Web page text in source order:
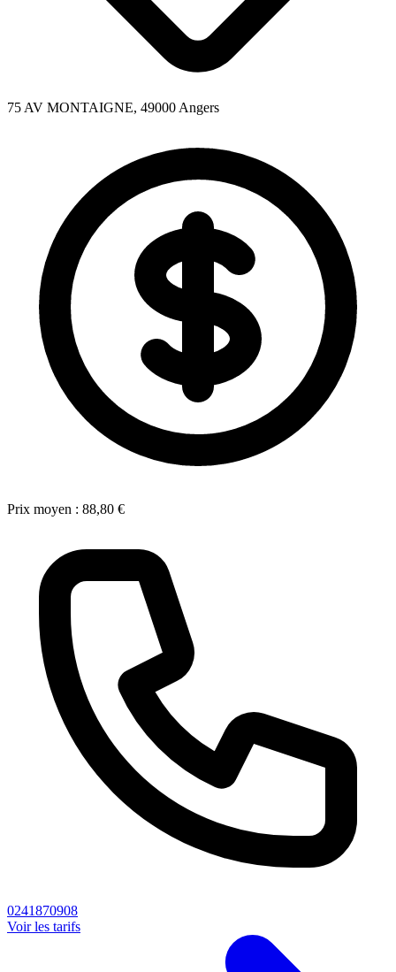
75 AV MONTAIGNE, 49000 Angers
Prix moyen : 88,80 €
0241870908
Voir les tarifs